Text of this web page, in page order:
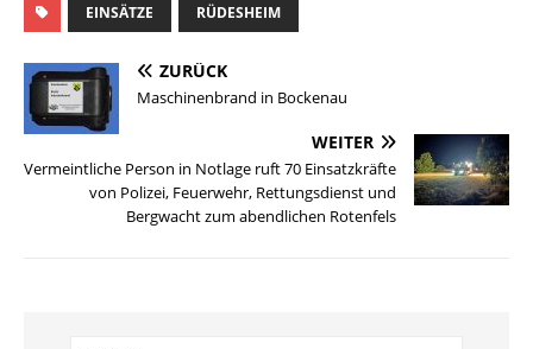
EINSÄTZE RÜDESHEIM
ZURÜCK
Maschinenbrand in Bockenau
WEITER
Vermeintliche Person in Notlage ruft 70 Einsatzkräfte
von Polizei, Feuerwehr, Rettungsdienst und
Bergwacht zum abendlichen Rotenfels